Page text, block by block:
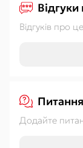
Відгуки
Відгуків про
Питання
Додайте